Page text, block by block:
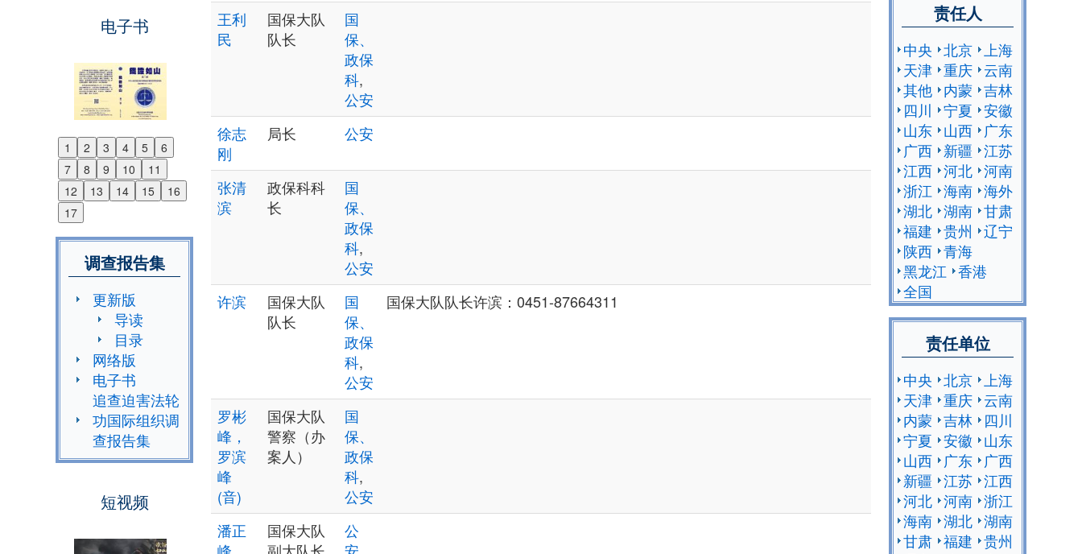
电子书
1 2 3 4 5
6
7
8 9 10
11
12
13 14 15
16
17
Previous
Next
调查报告集
更新版
导读
目录
网络版
电子书
追查迫害法轮
功国际组织调
查报告集
短视频
王利
民
国保大队
队长
国
保、
政保
科,
公安
徐志
刚
局长 公安
张清
滨
政保科科
长
国
保、
政保
科,
公安
许滨
国保大队
队长
国
保、
政保
科,
公安
国保大队队长许滨：0451-87664311
罗彬
峰，
罗滨
峰
(音)
国保大队
警察（办
案人）
国
保、
政保
科,
公安
潘正
国保大队
公
责任人
中央 北京
上海
天津 重庆 云南
其他 内蒙 吉林
四川
宁夏 安徽
山东 山西
广东
广西 新疆 江苏
江西 河北 河南
浙江 海南 海外
湖北 湖南 甘肃
福建 贵州
辽宁
陕西 青海
黑龙江 香港
全国
责任单位
中央 北京
上海
天津 重庆 云南
内蒙 吉林
四川
宁夏 安徽
山东
山西
广东
广西
新疆 江苏 江西
河北 河南 浙江
海南 湖北 湖南
甘肃 福建 贵州